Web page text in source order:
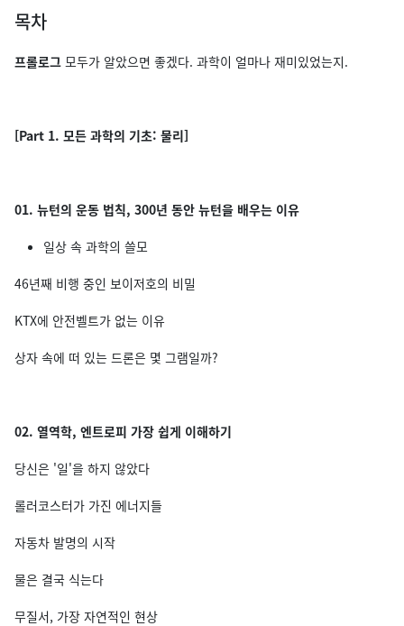
목차
프롤로그 모두가 알았으면 좋겠다. 과학이 얼마나 재미있었는지.
[Part 1. 모든 과학의 기초: 물리]
01. 뉴턴의 운동 법칙, 300년 동안 뉴턴을 배우는 이유
일상 속 과학의 쓸모
46년째 비행 중인 보이저호의 비밀
KTX에 안전벨트가 없는 이유
상자 속에 떠 있는 드론은 몇 그램일까?
02. 열역학, 엔트로피 가장 쉽게 이해하기
당신은 '일'을 하지 않았다
롤러코스터가 가진 에너지들
자동차 발명의 시작
물은 결국 식는다
무질서, 가장 자연적인 현상